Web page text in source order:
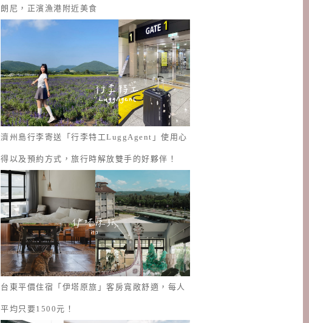
朗尼，正濱漁港附近美食
濟州島行李寄送「行李特工LuggAgent」使用心
得以及預約方式，旅行時解放雙手的好夥伴！
台東平價住宿「伊塔原旅」客房寬敞舒適，每人
平均只要1500元！